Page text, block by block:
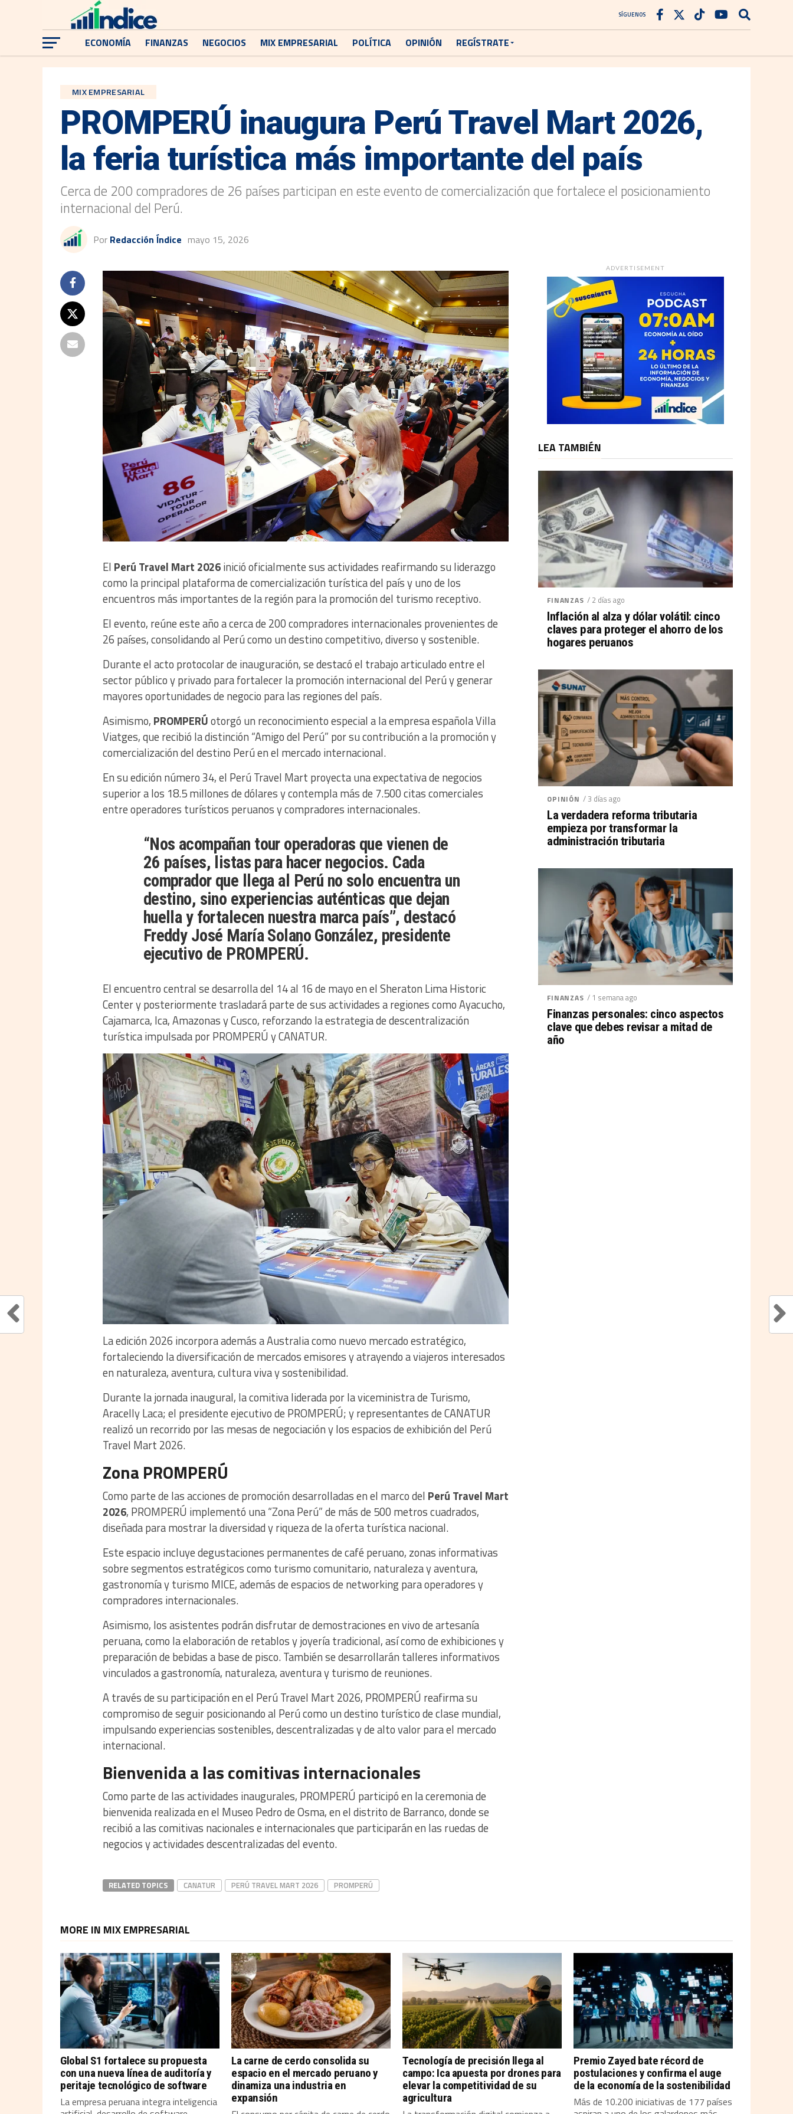
SÍGUENOS
ECONOMÍA FINANZAS NEGOCIOS MIX EMPRESARIAL POLÍTICA OPINIÓN REGÍSTRATE
MIX EMPRESARIAL
PROMPERÚ inaugura Perú Travel Mart 2026,
la feria turística más importante del país
Cerca de 200 compradores de 26 países participan en este evento de comercialización que fortalece el posicionamiento
internacional del Perú.
Por Redacción Índice mayo 15, 2026
El Perú Travel Mart 2026inició oficialmente sus actividades reafirmando su liderazgo
como la principal plataforma de comercialización turística del país y uno de los
encuentros más importantes de la región para la promoción del turismo receptivo.
El evento, reúne este año a cerca de 200 compradores internacionales provenientes de
26 países, consolidando al Perú como un destino competitivo, diverso y sostenible.
Durante el acto protocolar de inauguración, se destacó el trabajo articulado entre el
sector público y privado para fortalecer la promoción internacional del Perú y generar
mayores oportunidades de negocio para las regiones del país.
Asimismo, PROMPERÚotorgó un reconocimiento especial a la empresa española Villa
Viatges, que recibió la distinción “Amigo del Perú” por su contribución a la promoción y
comercialización del destino Perú en el mercado internacional.
En su edición número 34, el Perú Travel Mart proyecta una expectativa de negocios
superior a los 18.5 millones de dólares y contempla más de 7.500 citas comerciales
entre operadores turísticos peruanos y compradores internacionales.
“Nos acompañan tour operadoras que vienen de
26 países, listas para hacer negocios. Cada
comprador que llega al Perú no solo encuentra un
destino, sino experiencias auténticas que dejan
huella y fortalecen nuestra marca país”, destacó
Freddy José María Solano González, presidente
ejecutivo de PROMPERÚ.
El encuentro central se desarrolla del 14 al 16 de mayo en el Sheraton Lima Historic
Center y posteriormente trasladará parte de sus actividades a regiones como Ayacucho,
Cajamarca, Ica, Amazonas y Cusco, reforzando la estrategia de descentralización
turística impulsada por PROMPERÚ y CANATUR.
La edición 2026 incorpora además a Australia como nuevo mercado estratégico,
fortaleciendo la diversificación de mercados emisores y atrayendo a viajeros interesados
en naturaleza, aventura, cultura viva y sostenibilidad.
Durante la jornada inaugural, la comitiva liderada por la viceministra de Turismo,
Aracelly Laca; el presidente ejecutivo de PROMPERÚ; y representantes de CANATUR
realizó un recorrido por las mesas de negociación y los espacios de exhibición del Perú
Travel Mart 2026.
Zona PROMPERÚ
Como parte de las acciones de promoción desarrolladas en el marco del Perú Travel Mart
2026, PROMPERÚ implementó una “Zona Perú” de más de 500 metros cuadrados,
diseñada para mostrar la diversidad y riqueza de la oferta turística nacional.
Este espacio incluye degustaciones permanentes de café peruano, zonas informativas
sobre segmentos estratégicos como turismo comunitario, naturaleza y aventura,
gastronomía y turismo MICE, además de espacios de networking para operadores y
compradores internacionales.
Asimismo, los asistentes podrán disfrutar de demostraciones en vivo de artesanía
peruana, como la elaboración de retablos y joyería tradicional, así como de exhibiciones y
preparación de bebidas a base de pisco. También se desarrollarán talleres informativos
vinculados a gastronomía, naturaleza, aventura y turismo de reuniones.
A través de su participación en el Perú Travel Mart 2026, PROMPERÚ reafirma su
compromiso de seguir posicionando al Perú como un destino turístico de clase mundial,
impulsando experiencias sostenibles, descentralizadas y de alto valor para el mercado
internacional.
Bienvenida a las comitivas internacionales
Como parte de las actividades inaugurales, PROMPERÚ participó en la ceremonia de
bienvenida realizada en el Museo Pedro de Osma, en el distrito de Barranco, donde se
recibió a las comitivas nacionales e internacionales que participarán en las ruedas de
negocios y actividades descentralizadas del evento.
RELATED TOPICS CANATUR PERÚ TRAVEL MART 2026 PROMPERÚ
ADVERTISEMENT
LEA TAMBIÉN
FINANZAS / 2 días ago
Inflación al alza y dólar volátil: cinco
claves para proteger el ahorro de los
hogares peruanos
OPINIÓN / 3 días ago
La verdadera reforma tributaria
empieza por transformar la
administración tributaria
FINANZAS / 1 semana ago
Finanzas personales: cinco aspectos
clave que debes revisar a mitad de
año
MORE IN MIX EMPRESARIAL
Global S1 fortalece su propuesta
con una nueva línea de auditoría y
peritaje tecnológico de software
La empresa peruana integra inteligencia
La carne de cerdo consolida su
espacio en el mercado peruano y
dinamiza una industria en
expansión
Tecnología de precisión llega al
campo: Ica apuesta por drones para
elevar la competitividad de su
agricultura
Premio Zayed bate récord de
postulaciones y confirma el auge
de la economía de la sostenibilidad
Más de 10.200 iniciativas de 177 países